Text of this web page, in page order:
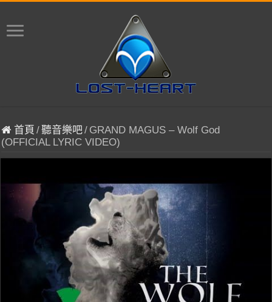
首頁 /聽音樂吧/ GRAND MAGUS – Wolf God
(OFFICIAL LYRIC VIDEO)